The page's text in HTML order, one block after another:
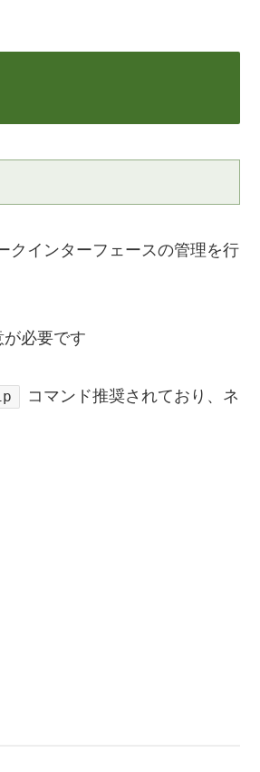
クインターフェースの管理を行
必要です
コマンド推奨されており、ネ